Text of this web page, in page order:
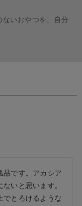
いおやつを、自分
品です。アカシア
いと思います。
でとろけるような